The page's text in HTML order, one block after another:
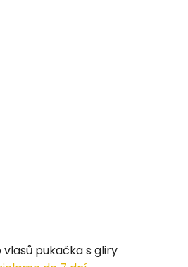
vlasů pukačka s gliry